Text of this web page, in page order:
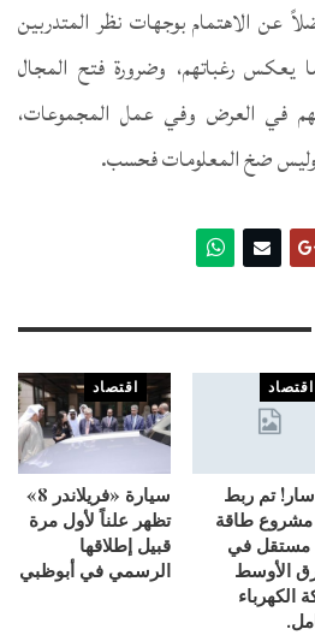
عن الاهتمام بوجهات نظر المتدربين
يعكس رغباتهم، وضرورة فتح المجال
في العرض وفي عمل المجموعات،
وليس ضخ المعلومات فحسب.
اقتصاد
تم ربط
مشروع طاقة
مستقل في
الأوسط
الكهرباء
اقتصاد
سيارة «فريلاندر 8»
تظهر علناً لأول مرة
قبيل إطلاقها
الرسمي في أبوظبي